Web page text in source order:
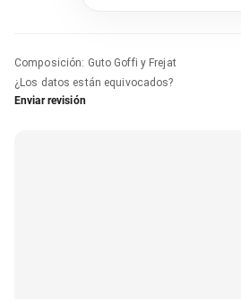
Composición: Guto Goffi y Frejat
¿Los datos están equivocados?
Enviar revisión